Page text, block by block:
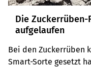
Die Zuckerrüben-
aufgelaufen
Bei den Zuckerrüben
Smart-Sorte gesetzt